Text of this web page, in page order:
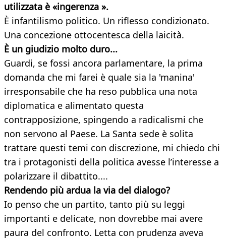
utilizzata è «ingerenza ».
È infantilismo politico. Un riflesso condizionato.
Una concezione ottocentesca della laicità.
È un giudizio molto duro...
Guardi, se fossi ancora parlamentare, la prima
domanda che mi farei è quale sia la 'manina'
irresponsabile che ha reso pubblica una nota
diplomatica e alimentato questa
contrapposizione, spingendo a radicalismi che
non servono al Paese. La Santa sede è solita
trattare questi temi con discrezione, mi chiedo chi
tra i protagonisti della politica avesse l’interesse a
polarizzare il dibattito....
Rendendo più ardua la via del dialogo?
Io penso che un partito, tanto più su leggi
importanti e delicate, non dovrebbe mai avere
paura del confronto. Letta con prudenza aveva